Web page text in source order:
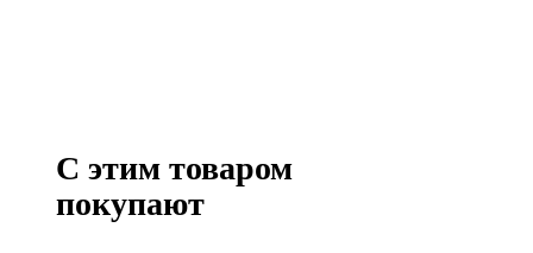
С этим товаром
покупают